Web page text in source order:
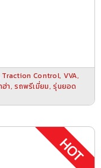
Traction Control, VVA,
ฮ่า,รถพรีเมี่ยม,รุ่นยอด